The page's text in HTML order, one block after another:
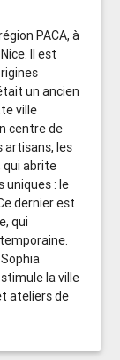
PACA, à
Il est
un ancien
ville
centre de
artisans, les
qui abrite
uniques : le
dernier est
qui
la ville
ateliers de